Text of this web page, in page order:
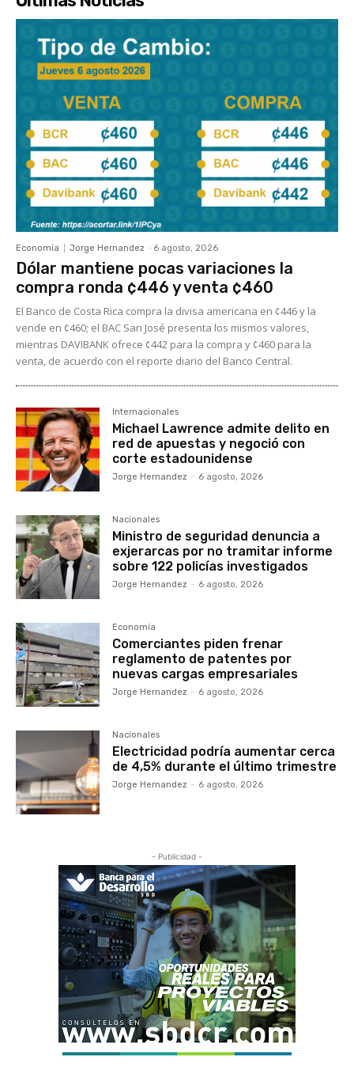
Economía Jorge Hernandez - 6 agosto, 2026
Dólar mantiene pocas variaciones la
compra ronda ¢446 y venta ¢460
El Banco de Costa Rica compra la divisa americana en ¢446 y la
vende en ¢460; el BAC San José presenta los mismos valores,
mientras DAVIBANK ofrece ¢442 para la compra y ¢460 para la
venta, de acuerdo con el reporte diario del Banco Central.
Internacionales
Michael Lawrence admite delito en
red de apuestas y negoció con
corte estadounidense
Jorge Hernandez - 6 agosto, 2026
Nacionales
Ministro de seguridad denuncia a
exjerarcas por no tramitar informe
sobre 122 policías investigados
Jorge Hernandez - 6 agosto, 2026
Economía
Comerciantes piden frenar
reglamento de patentes por
nuevas cargas empresariales
Jorge Hernandez - 6 agosto, 2026
Nacionales
Electricidad podría aumentar cerca
de 4,5% durante el último trimestre
Jorge Hernandez - 6 agosto, 2026
- Publicidad -